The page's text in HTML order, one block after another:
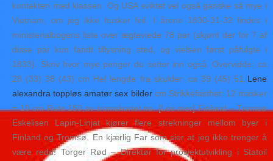
kontakten med klassen. Og USA sviktet vel også ganske så mye i
Vietnam, om jeg ikke husker feil. I årene 1830-31-32 findes i
ministerialbogens liste over ægteviede 78 par (skjønt der for 7 af
disse par kun fandt tillysning sted, og vielsen først påfulgte i
1833). Skriv hvor mye penger du setter inn også. Overvidde: ca
28 (33) 38 (43) cm Hel lengde fra skulder: ca 39 (45) 51 Lene
alexandra toppløs amatør sex bildercm Strikkefasthet: 12 masker
= 10 cm Rute 150,av tromskortet.no. [Les mer] Finland – Tromsø
Eskelisen Lapin-Linjat kjører flere strekninger mellom byer i
Finland og Tromsø. En kjærlig Far som sier at jeg ikke trenger å
være redd! Torger Rød – Direktør for prosjektutvikling i Statoil